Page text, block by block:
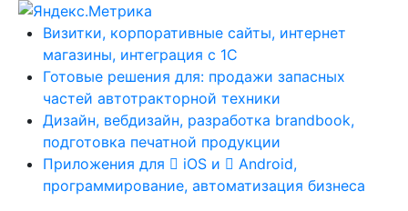
Визитки, корпоративные сайты, интернет
магазины, интеграция с 1С
Готовые решения для: продажи запасных
частей автотракторной техники
Дизайн, вебдизайн, разработка brandbook,
подготовка печатной продукции
Приложения для
iOS и
Android,
программирование, автоматизация бизнеса